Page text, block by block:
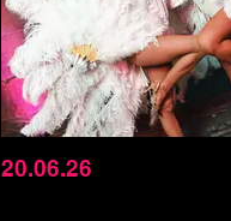
20.06.26